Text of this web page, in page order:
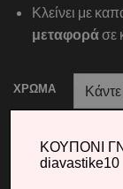
Κλείνει με
μεταφοράσε
ΧΡΩΜΑ
PILOT ΣΤΥΛΟ
ΚΟΥΠΟΝΙ
diavastike10